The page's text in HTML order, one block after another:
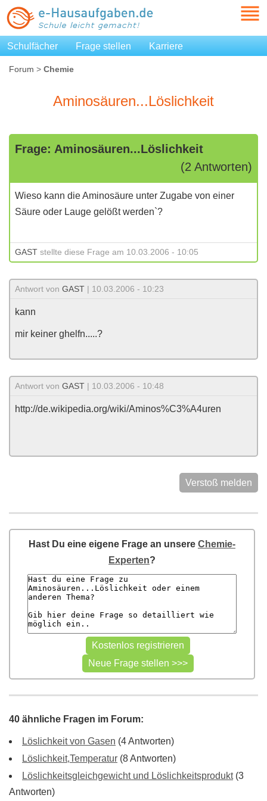
Schulfächer Frage stellen Karriere
Forum > Chemie
Aminosäuren...Löslichkeit
Frage: Aminosäuren...Löslichkeit
(2 Antworten)
Wieso kann die Aminosäure unter Zugabe von einer
Säure oder Lauge gelößt werden`?
GAST stellte diese Frage am 10.03.2006 - 10:05
Antwort von GAST | 10.03.2006 - 10:23
kann
mir keiner ghelfn.....?
Antwort von GAST | 10.03.2006 - 10:48
http://de.wikipedia.org/wiki/Aminos%C3%A4uren
Verstoß melden
Hast Du eine eigene Frage an unsere Chemie-
Experten?
40 ähnliche Fragen im Forum:
Löslichkeit von Gasen (4 Antworten)
Löslichkeit,Temperatur (8 Antworten)
Löslichkeitsgleichgewicht und Löslichkeitsprodukt(3
Antworten)